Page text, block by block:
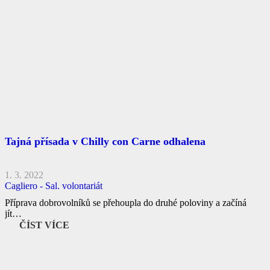
Tajná přísada v Chilly con Carne odhalena
1. 3. 2022
Cagliero - Sal. volontariát
Příprava dobrovolníků se přehoupla do druhé poloviny a začíná
jít…
ČÍST VÍCE